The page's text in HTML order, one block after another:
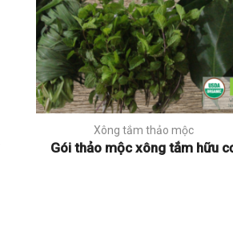
Xông tắm thảo mộc
Gói thảo mộc xông tắm hữu